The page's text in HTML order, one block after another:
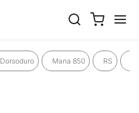
Dorsoduro Mana 850 RS